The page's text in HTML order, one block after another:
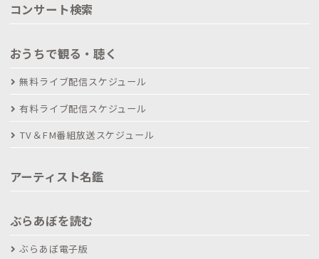
コンサート検索
おうちで観る・聴く
無料ライブ配信スケジュール
有料ライブ配信スケジュール
TV＆FM番組放送スケジュール
アーティスト名鑑
ぶらあぼを読む
ぶらあぼ電子版